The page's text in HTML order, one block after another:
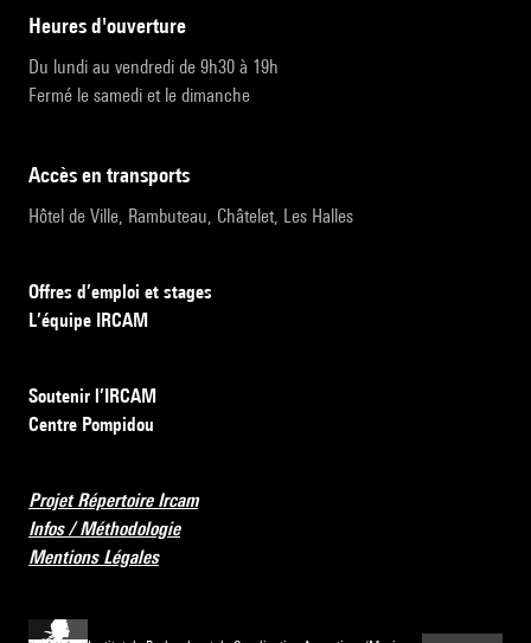
heures d'ouverture
Du lundi au vendredi de 9h30 à 19h
Fermé le samedi et le dimanche
accès en transports
Hôtel de Ville, Rambuteau, Châtelet, Les Halles
Offres d’emploi et stages
L’équipe IRCAM
Soutenir l’IRCAM
Centre Pompidou
Projet Répertoire Ircam
Infos / Méthodologie
Mentions Légales